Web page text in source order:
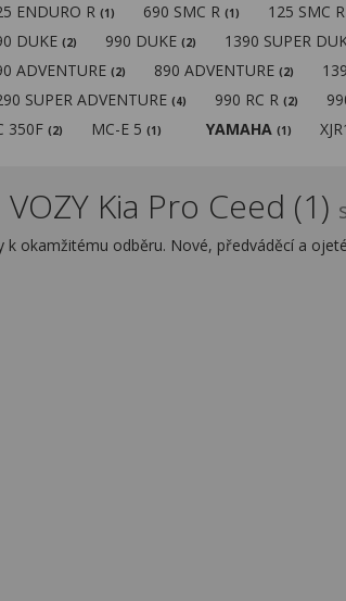
ENDURO R(1) 690 SMC R(1) 125 SMC
DUKE(2) 990 DUKE(2) 1390 SUPER
ADVENTURE(2) 890 ADVENTURE(2)
SUPER ADVENTURE(4) 990 RC R(2)
350F(2) MC-E 5(1) YAMAHA (1)
VOZY Kia Pro Ceed (1)
k okamžitému odběru. Nové, předváděcí a